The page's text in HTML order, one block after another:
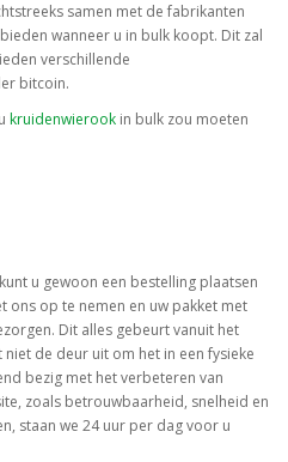
samen met de fabrikanten
wanneer u in bulk koopt. Dit zal
verschillende
bitcoin.
kruidenwierook in bulk zou moeten
u gewoon een bestelling plaatsen
op te nemen en uw pakket met
Dit alles gebeurt vanuit het
de deur uit om het in een fysieke
bezig met het verbeteren van
zoals betrouwbaarheid, snelheid en
staan we 24 uur per dag voor u